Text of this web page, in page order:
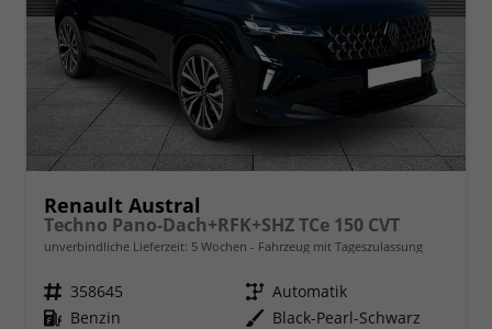
Renault Austral
Techno Pano-Dach+RFK+SHZ TCe 150 CVT
unverbindliche Lieferzeit: 5 Wochen Fahrzeug mit Tageszulassung
Fahrzeugnr. 358645 Getriebe Automatik
Kraftstoff Benzin Außenfarbe Black-Pearl-Schwarz